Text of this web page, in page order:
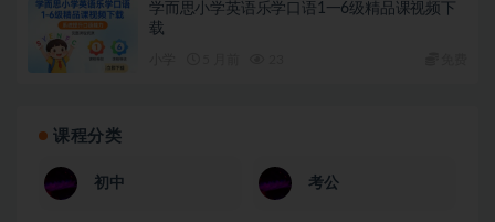
学而思小学英语乐学口语1一6级精品课视频下
载
课程分类
初中 考公